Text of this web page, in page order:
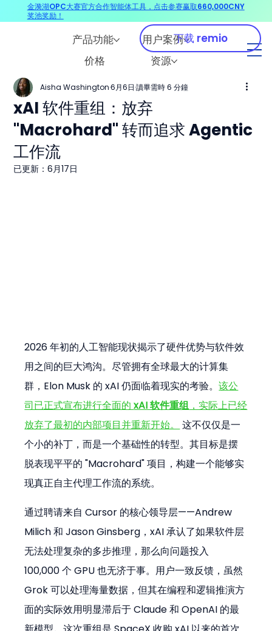
产品功能
用户案例
价格
资源
下载 remio
xAI 软件重组：放弃
"Macrohard" 转而追求 Agentic
工作流
Aisha Washington 6月6日 讀畢需時 6 分鐘
已更新：6月17日
2026 年初的人工智能现状揭示了硬件优势与软件效
用之间的巨大鸿沟。尽管拥有全球最大的计算集
群，Elon Musk 的 xAI 仍面临着现实的考验。该公
司已正式宣布进行全面的 xAI 软件重组，实际上已经
放弃了最初的内部项目并重新开始。
这不仅仅是一
个小的补丁，而是一个基础性的转型。其目标是摆
脱表现平平的 "Macrohard" 项目，构建一个能够实
现真正自主代理工作流的系统。
通过聘请来自 Cursor 的核心领导层——Andrew
Milich 和 Jason Ginsberg，xAI 承认了如果软件层
无法处理复杂的多步推理，那么向问题投入
100,000 个 GPU 也无济于事。用户一致反馈，虽然
Grok 可以处理海量数据，但其在编程和逻辑推演方
面的实际效用明显滞后于 Claude 和 OpenAI 的最
金漪湖OPC大赛官方合作智能体工具，点击参赛赢取660,000CNY
奖池奖励！